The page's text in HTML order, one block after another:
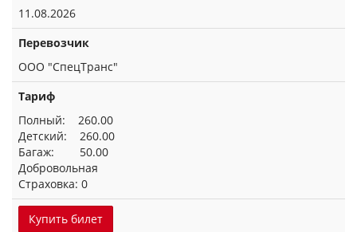
11.08.2026
Перевозчик
ООО "СпецТранс"
Тариф
Полный: 260.00
Детский: 260.00
Багаж: 50.00
Добровольная
Страховка: 0
Купить билет